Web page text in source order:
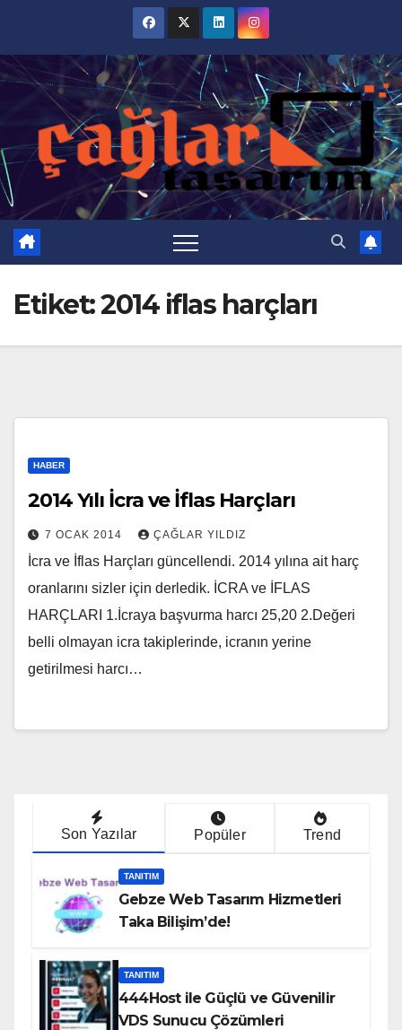
content
Etiket:2014 iflas harçları
HABER
2014 Yılı İcra ve İflas Harçları
7 OCAK 2014 ÇAĞLAR YILDIZ
İcra ve İflas Harçları güncellendi. 2014 yılına ait harç
oranlarını sizler için derledik. İCRA ve İFLAS
HARÇLARI 1.İcraya başvurma harcı 25,20 2.Değeri
belli olmayan icra takiplerinde, icranın yerine
getirilmesi harcı…
Son Yazılar Popüler Trend
TANITIM
Gebze Web Tasarım Hizmetleri
Taka Bilişim’de!
TANITIM
444Host ile Güçlü ve Güvenilir
VDS Sunucu Çözümleri